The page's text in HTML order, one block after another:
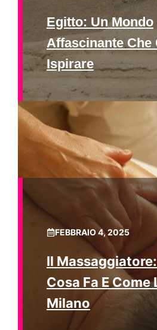
Egitto: Un Mondo
Affascinante Che
Ispirare
FEBBRAIO 4, 2025
Il
Cosa Fa E Come
Milano